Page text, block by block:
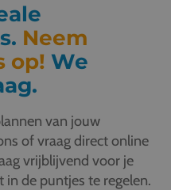
Neem
op! We
van jouw
of vraag direct online
vrijblijvend voor je
in de puntjes te regelen.